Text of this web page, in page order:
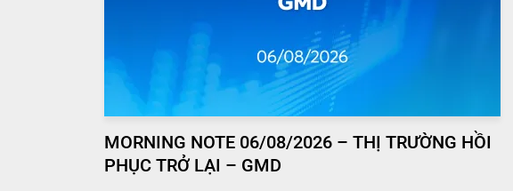
MORNING NOTE 06/08/2026 – THỊ TRƯỜNG HỒI
PHỤC TRỞ LẠI – GMD